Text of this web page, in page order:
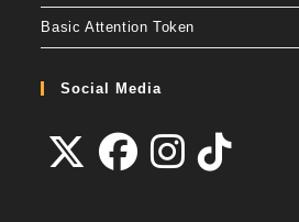
Basic Attention Token
Social Media